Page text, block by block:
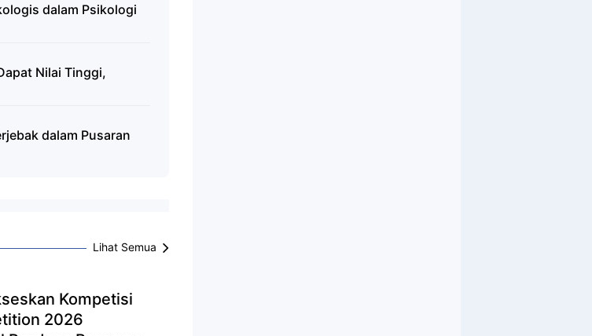
dalam Psikologi
Nilai Tinggi,
dalam Pusaran
Lihat Semua
Kompetisi
2026